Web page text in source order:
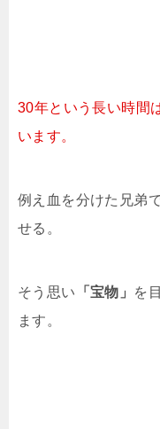
30年という長い時間
います。
例え血を分けた兄弟
せる。
そう思い 「宝物」
を
ます。